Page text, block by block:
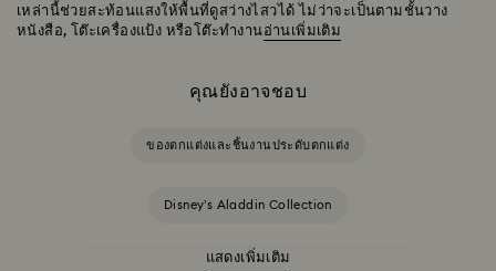
เหล่านี้ช่วยสะท้อนแสงให้พื้นที่ดูสว่างไสวได้ ไม่ว่าจะเป็นตามชั้นวาง
หนังสือ, โต๊ะเครื่องแป้ง หรือโต๊ะทำงานอ่านเพิ่มเติม
คุณยังอาจชอบ
ของตกแต่งและชิ้นงานประดับตกแต่ง
Disney’s Aladdin Collection
ของขวัญและชิ้นงานประดับตกแต่งจาก Universal Studios
แสดงเพิ่มเติม